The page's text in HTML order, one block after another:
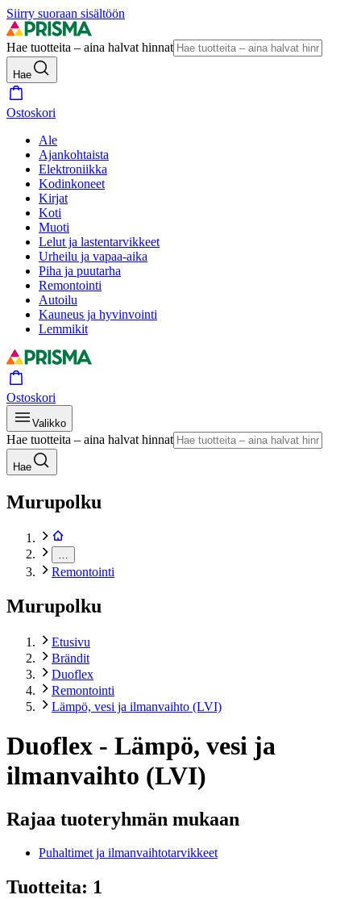
Siirry suoraan sisältöön
Hae tuotteita – aina halvat hinnat
Hae
Ostoskori
Ale
Ajankohtaista
Elektroniikka
Kodinkoneet
Kirjat
Koti
Muoti
Lelut ja lastentarvikkeet
Urheilu ja vapaa-aika
Piha ja puutarha
Remontointi
Autoilu
Kauneus ja hyvinvointi
Lemmikit
Ostoskori
Valikko
Hae tuotteita – aina halvat hinnat
Hae
Murupolku
Remontointi
Murupolku
Etusivu
Brändit
Duoflex
Remontointi
Lämpö, vesi ja ilmanvaihto (LVI)
Duoflex - Lämpö, vesi ja
ilmanvaihto (LVI)
Rajaa tuoteryhmän mukaan
Puhaltimet ja ilmanvaihtotarvikkeet
Tuotteita: 1